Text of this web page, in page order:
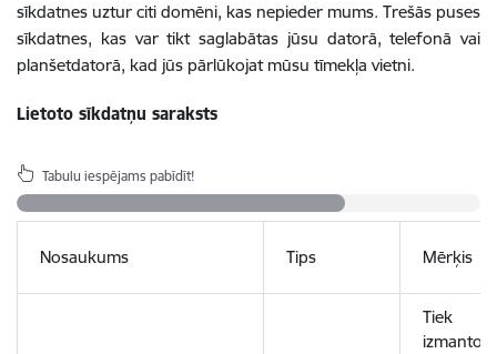
sīkdatnes uztur citi domēni, kas nepieder mums. Trešās puses
sīkdatnes, kas var tikt saglabātas jūsu datorā, telefonā vai
planšetdatorā, kad jūs pārlūkojat mūsu tīmekļa vietni.
Lietoto sīkdatņu saraksts
Tabulu iespējams pabīdīt!
Nosaukums Tips Mērķis
Tiek